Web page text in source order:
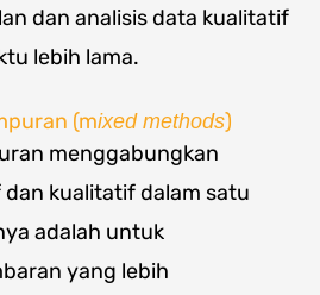
dan analisis data kualitatif
lebih lama.
(mixed methods)
menggabungkan
kualitatif dalam satu
adalah untuk
yang lebih